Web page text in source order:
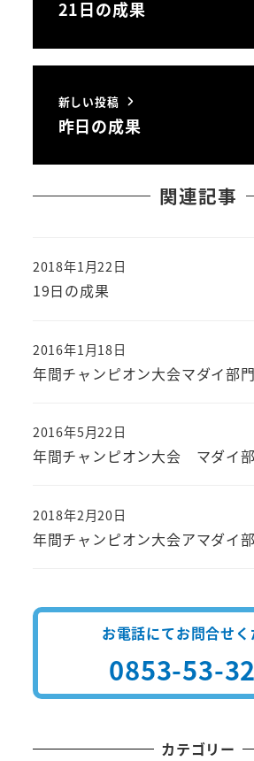
21日の成果
新しい投稿
昨日の成果
関連記事
19日の成果
投稿日
2018年1月22日
年間チャンピオン大会マダイ部
投稿日
2016年1月18日
年間チャンピオン大会 マダイ
投稿日
2016年5月22日
年間チャンピオン大会アマダイ
投稿日
2018年2月20日
お電話にてお問合せく
0853-53-
カテゴリー